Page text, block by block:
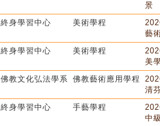
景
終身學習中心 美術學程
藝
終身學習中心 美術學程
美
佛教文化弘法學系 佛教藝術應用學程
清
終身學習中心 手藝學程
中